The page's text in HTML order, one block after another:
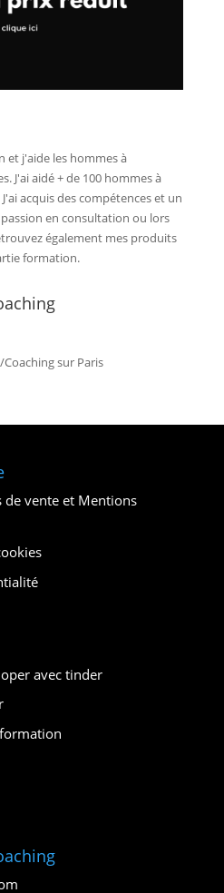
et j'aide les hommes à
J'ai aidé + de 100 hommes à
acquis des compétences et un
en consultation ou lors
également mes produits
formation.
sur Paris
de vente et Mentions
avec tinder